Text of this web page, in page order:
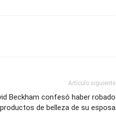
Artículo siguiente
Beckham confesó haber robado
productos de belleza de su esposa